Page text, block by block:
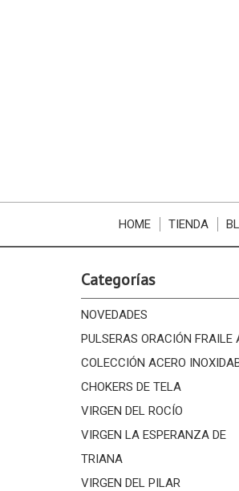
HOME TIENDA
Categorías
NOVEDADES
PULSERAS ORACIÓN FRAILE
COLECCIÓN ACERO
CHOKERS DE TELA
VIRGEN DEL ROCÍO
VIRGEN LA ESPERANZA DE
TRIANA
VIRGEN DEL PILAR